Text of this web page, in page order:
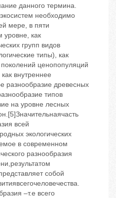
данного термина.
необходимо
мере, в пяти
уровне, как
групп видов
типы), как
ценопопуляций
внутреннее
разнообразие древесных
типов
на уровне лесных
всей
экологических
в современном
разнообразия
собой
–т.е всего